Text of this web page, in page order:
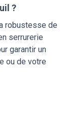
?
robustesse de
serrurerie
garantir un
ou de votre